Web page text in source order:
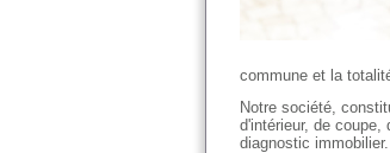
commune et la
Notre société,
d'intérieur, de
diagnostic immobilier.